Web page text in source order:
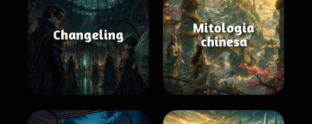
Changeling
Mitologia
chinesa